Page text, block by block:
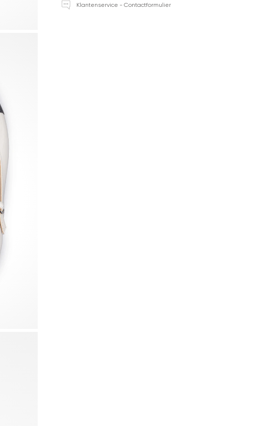
Klantenservice - Contactformulier